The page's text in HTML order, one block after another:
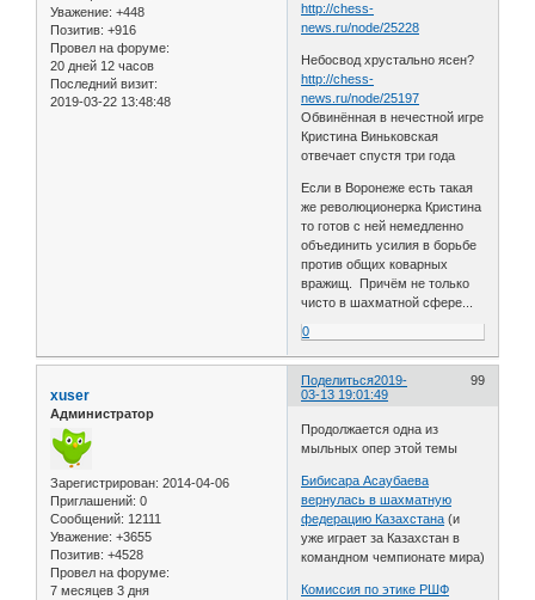
Уважение: +448
Позитив: +916
Провел на форуме:
20 дней 12 часов
Последний визит:
2019-03-22 13:48:48
http://chess-
news.ru/node/25228
Небосвод хрустально ясен?
http://chess-
news.ru/node/25197
Обвинённая в нечестной игре
Кристина Виньковская
отвечает спустя три года
Если в Воронеже есть такая
же революционерка Кристина
то готов с ней немедленно
объединить усилия в борьбе
против общих коварных
вражищ. Причём не только
чисто в шахматной сфере...
0
Поделиться 99
2019-
03-13 19:01:49
xuser
Администратор
Зарегистрирован: 2014-04-06
Приглашений: 0
Сообщений: 12111
Уважение: +3655
Позитив: +4528
Провел на форуме:
7 месяцев 3 дня
Продолжается одна из
мыльных опер этой темы
Бибисара Асаубаева
вернулась в шахматную
федерацию Казахстана (и
уже играет за Казахстан в
командном чемпионате мира)
Комиссия по этике РШФ